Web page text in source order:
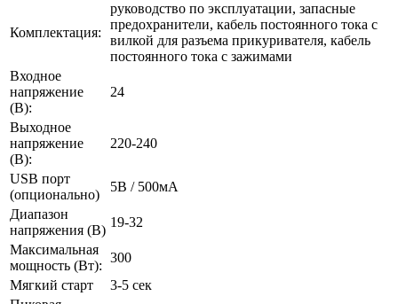
Комплектация:
руководство по эксплуатации, запасные
предохранители, кабель постоянного тока с
вилкой для разъема прикуривателя, кабель
постоянного тока с зажимами
Входное
напряжение
(В):
24
Выходное
напряжение
(В):
220-240
USB порт
(опционально)
5В / 500мА
Диапазон
напряжения (В)
19-32
Максимальная
мощность (Вт):
300
Мягкий старт
3-5 сек